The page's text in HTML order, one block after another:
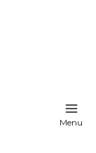
Menu